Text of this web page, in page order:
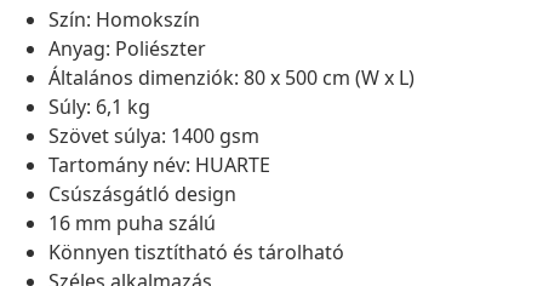
Szín: Homokszín
Anyag: Poliészter
Általános dimenziók: 80 x 500 cm (W x L)
Súly: 6,1 kg
Szövet súlya: 1400 gsm
Tartomány név: HUARTE
Csúszásgátló design
16 mm puha szálú
Könnyen tisztítható és tárolható